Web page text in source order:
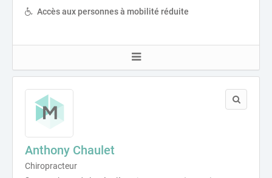
Accès aux personnes à mobilité réduite
Anthony Chaulet
Chiropracteur